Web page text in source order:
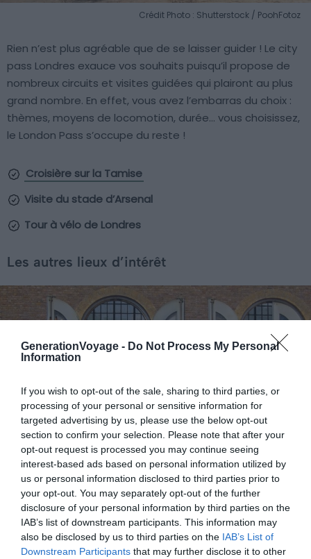
GenerationVoyage - Do Not Process My Personal
Information
If you wish to opt-out of the sale, sharing to third parties, or
processing of your personal or sensitive information for
targeted advertising by us, please use the below opt-out
section to confirm your selection. Please note that after your
opt-out request is processed you may continue seeing
interest-based ads based on personal information utilized by
us or personal information disclosed to third parties prior to
your opt-out. You may separately opt-out of the further
disclosure of your personal information by third parties on the
IAB’s list of downstream participants. This information may
also be disclosed by us to third parties on the IAB’s List of
Downstream Participants that may further disclose it to other
Crédit Photo : Shutterstock / PoohFotoz
Rien n’est plus agréable que de se laisser guider ! Le city
pass Londres exauce vos souhaits puisqu’il propose de
nombreux circuits et visites guidées qui plairont au plus
grand nombre. En effet, vous avez l’embarras du choix :
thèmes, moyens de locomotion, durée… vous choisissez,
le London Pass s’occupe du reste !
Croisière sur la Tamise
Visite du stade d’Arsenal
Tour à vélo de Londres
Les autres lieux d’intérêt
Crédit Photo : Shutterstock / Kamira
Outre les visites de musées et bâtiments religieux, vous
pouvez aussi visiter des sites touristiques et des